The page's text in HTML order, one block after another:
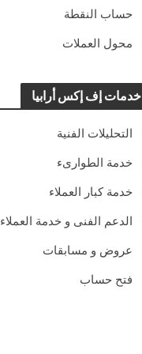
حساب النقطة
محول العملات
خدمات إف إكس أرابيا
التحليلات الفنية
خدمة الطوارىء
خدمة كبار العملاء
الدعم الفنى و خدمة العملاء
عروض و مسابقات
فتح حساب